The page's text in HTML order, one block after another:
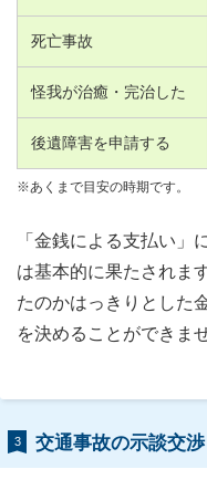
死亡事故
怪我が治癒・完治した
後遺障害を申請する
※あくまで目安の時期です。
「金銭による支払い」
は基本的に果たされま
たのかはっきりとした
を決めることができま
3 交通事故の示談交